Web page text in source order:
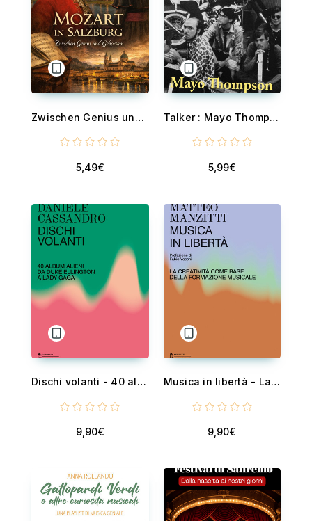
Zwischen Genius und Gehorsam - Mozarts Salzburger Jahre
5,49€
Talker : Mayo Thompson
5,99€
Dischi volanti - 40 album alieni da Duke Ellington a Lady Gaga
9,90€
Musica in libertà - La creatività come base della formazione musicale
9,90€